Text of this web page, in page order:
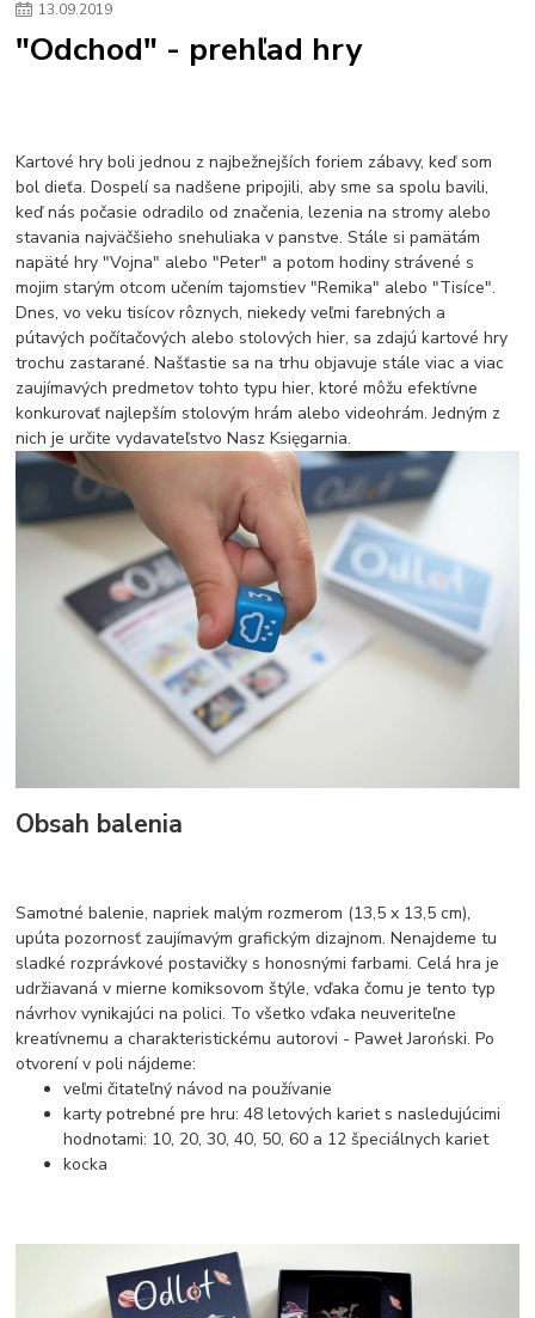
Plyšový macovia
Lego Star Wars
Darčeky na Vianoce 2019
L.O.L. Surprise bábiky
L.O.L. Surprise autíčka
L.O.L. Surprise zvieratká
L.O.L. Surprise hračky
L.O.L. Surprise domčeky
L.O.L. Surprise postavičky
L.O.L. Surprise zberateľské figúrky
L.O.L. OMG L.O.L. OMG Bábiky
13.09.2019
"Odchod" - prehľad hry
Kartové hry boli jednou z najbežnejších foriem zábavy, keď som
bol dieťa. Dospelí sa nadšene pripojili, aby sme sa spolu bavili,
keď nás počasie odradilo od značenia, lezenia na stromy alebo
stavania najväčšieho snehuliaka v panstve. Stále si pamätám
napäté hry "Vojna" alebo "Peter" a potom hodiny strávené s
mojim starým otcom učením tajomstiev "Remika" alebo "Tisíce".
Dnes, vo veku tisícov rôznych, niekedy veľmi farebných a
pútavých počítačových alebo stolových hier, sa zdajú kartové hry
trochu zastarané. Našťastie sa na trhu objavuje stále viac a viac
zaujímavých predmetov tohto typu hier, ktoré môžu efektívne
konkurovať najlepším stolovým hrám alebo videohrám. Jedným z
nich je určite vydavateľstvo Nasz Księgarnia.
Obsah balenia
Samotné balenie, napriek malým rozmerom (13,5 x 13,5 cm),
upúta pozornosť zaujímavým grafickým dizajnom. Nenajdeme tu
sladké rozprávkové postavičky s honosnými farbami. Celá hra je
udržiavaná v mierne komiksovom štýle, vďaka čomu je tento typ
návrhov vynikajúci na polici. To všetko vďaka neuveriteľne
kreatívnemu a charakteristickému autorovi - Paweł Jaroński. Po
otvorení v poli nájdeme:
veľmi čitateľný návod na používanie
karty potrebné pre hru: 48 letových kariet s nasledujúcimi
hodnotami: 10, 20, 30, 40, 50, 60 a 12 špeciálnych kariet
kocka